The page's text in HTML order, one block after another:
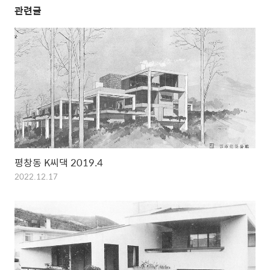
관련글
평창동 K씨댁 2019.4
2022.12.17